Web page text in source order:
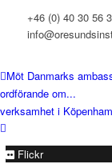
+46 (0) 40 30 56
Möt Danmarks
ordförande om...
verksamhet i
Flickr